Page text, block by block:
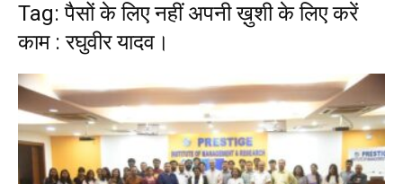
Tag: पैसों के लिए नहीं अपनी ख़ुशी के लिए करें
काम : रघुवीर यादव।